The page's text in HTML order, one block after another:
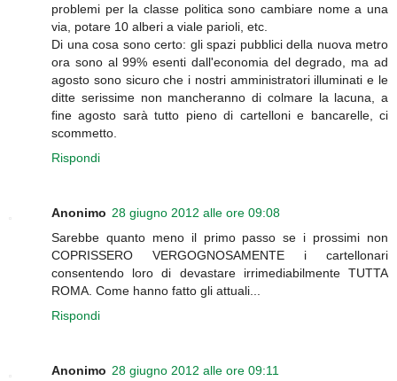
problemi per la classe politica sono cambiare nome a una
via, potare 10 alberi a viale parioli, etc.
Di una cosa sono certo: gli spazi pubblici della nuova metro
ora sono al 99% esenti dall'economia del degrado, ma ad
agosto sono sicuro che i nostri amministratori illuminati e le
ditte serissime non mancheranno di colmare la lacuna, a
fine agosto sarà tutto pieno di cartelloni e bancarelle, ci
scommetto.
Rispondi
Anonimo 28 giugno 2012 alle ore 09:08
Sarebbe quanto meno il primo passo se i prossimi non
COPRISSERO VERGOGNOSAMENTE i cartellonari
consentendo loro di devastare irrimediabilmente TUTTA
ROMA. Come hanno fatto gli attuali...
Rispondi
Anonimo 28 giugno 2012 alle ore 09:11